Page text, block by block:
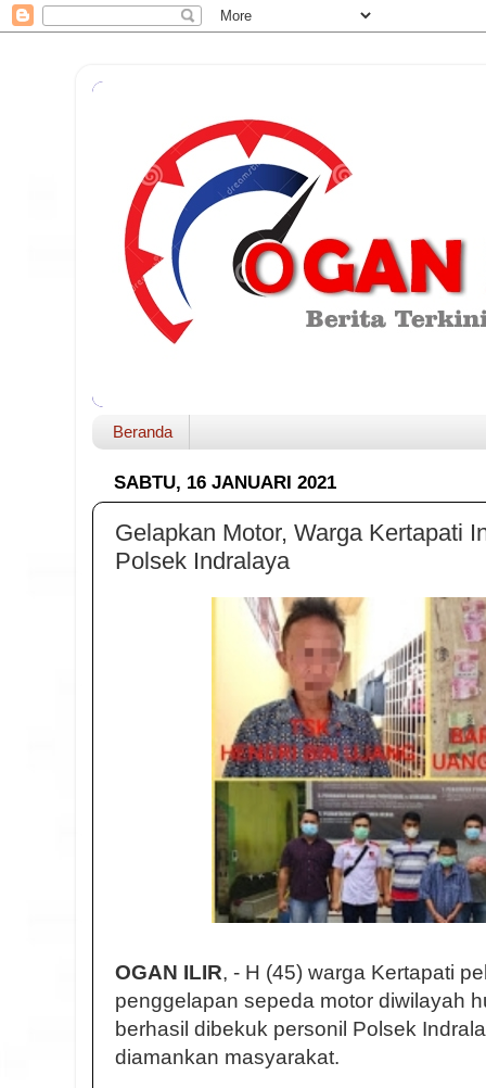
Beranda
SABTU, 16 JANUARI 2021
Gelapkan Motor, Warga Kertapati
Polsek Indralaya
OGAN ILIR, - H (45) warga Kertapati
penggelapan sepeda motor diwilayah
berhasil dibekuk personil Polsek
diamankan masyarakat.